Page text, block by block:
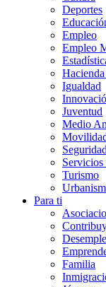
Deportes
Empleo
Empleo
Igualdad
Juventud
Medio
Servicios
Turismo
Para ti
Familia